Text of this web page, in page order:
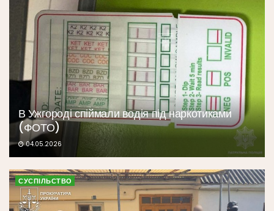
В Ужгороді спіймали водія під наркотиками
(ФОТО)
04.05.2026
СУСПІЛЬСТВО